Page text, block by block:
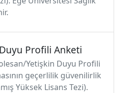
Profili Anketi
Yetişkin Duyu Profili
geçerlilik güvenilirlik
Yüksek Lisans Tezi).